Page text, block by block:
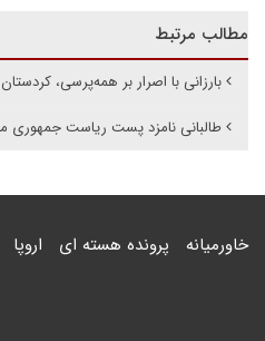
مطالب مرتبط
بارزانی با اصرار بر همه‌پرسی،
طالبانی نامزد پست ریاست جمهوری
خاورمیانه پرونده هسته ای اروپا